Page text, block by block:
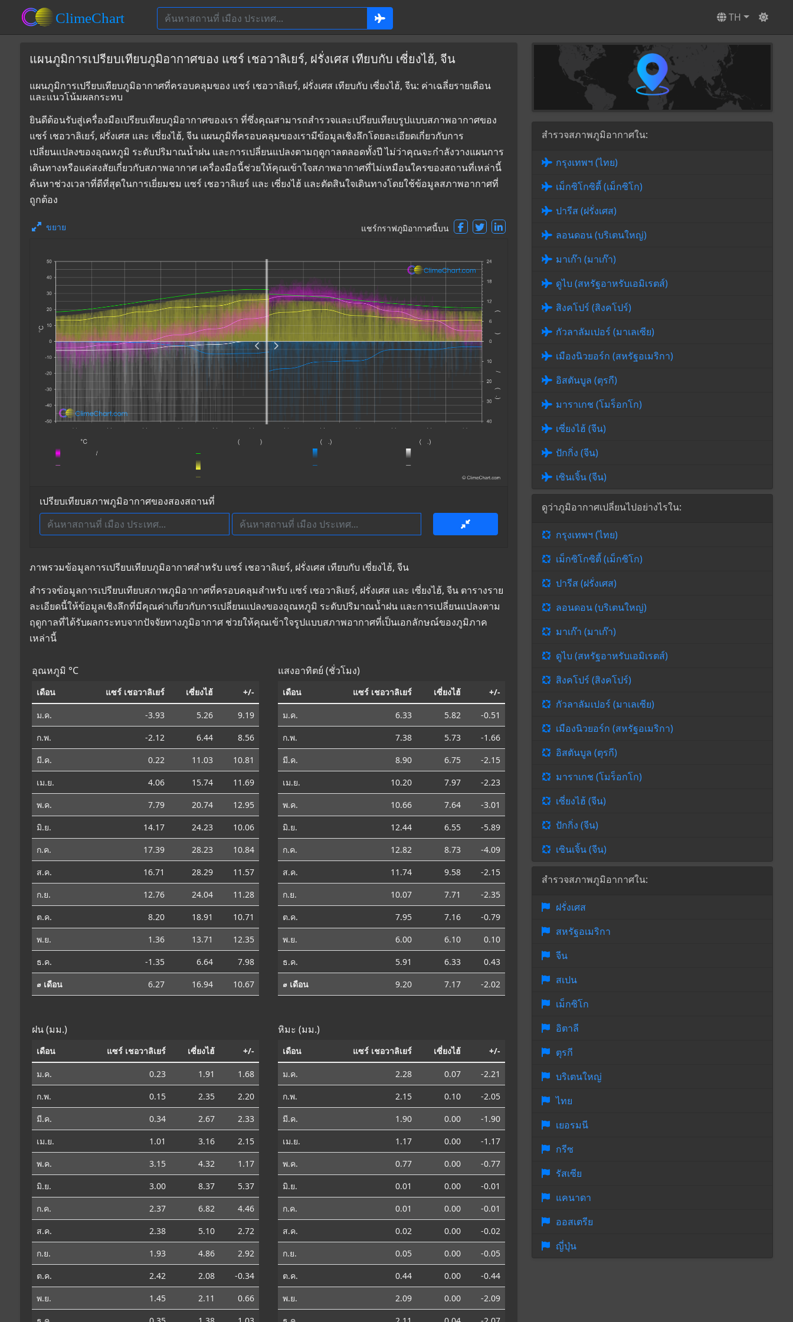
TH
แผนภูมิการเปรียบเทียบภูมิอากาศของ แซร์ เชอวาลิเยร์, ฝรั่งเศส เทียบกับ เซี่ยงไฮ้, จีน
แผนภูมิการเปรียบเทียบภูมิอากาศที่ครอบคลุมของ แซร์ เชอวาลิเยร์, ฝรั่งเศส เทียบกับ เซี่ยงไฮ้, จีน: ค่าเฉลี่ยรายเดือน
และแนวโน้มผลกระทบ
ยินดีต้อนรับสู่เครื่องมือเปรียบเทียบภูมิอากาศของเรา ที่ซึ่งคุณสามารถสำรวจและเปรียบเทียบรูปแบบสภาพอากาศของ
แซร์ เชอวาลิเยร์, ฝรั่งเศส และ เซี่ยงไฮ้, จีน แผนภูมิที่ครอบคลุมของเรามีข้อมูลเชิงลึกโดยละเอียดเกี่ยวกับการ
เปลี่ยนแปลงของอุณหภูมิ ระดับปริมาณน้ำฝน และการเปลี่ยนแปลงตามฤดูกาลตลอดทั้งปี ไม่ว่าคุณจะกำลังวางแผนการ
เดินทางหรือแค่สงสัยเกี่ยวกับสภาพอากาศ เครื่องมือนี้ช่วยให้คุณเข้าใจสภาพอากาศที่ไม่เหมือนใครของสถานที่เหล่านี้
ค้นหาช่วงเวลาที่ดีที่สุดในการเยี่ยมชม แซร์ เชอวาลิเยร์ และ เซี่ยงไฮ้ และตัดสินใจเดินทางโดยใช้ข้อมูลสภาพอากาศที่
ถูกต้อง
ขยาย แชร์กราฟภูมิอากาศนี้บน
เปรียบเทียบสภาพภูมิอากาศของสองสถานที่
ภาพรวมข้อมูลการเปรียบเทียบภูมิอากาศสำหรับ แซร์ เชอวาลิเยร์, ฝรั่งเศส เทียบกับ เซี่ยงไฮ้, จีน
สำรวจข้อมูลการเปรียบเทียบสภาพภูมิอากาศที่ครอบคลุมสำหรับ แซร์ เชอวาลิเยร์, ฝรั่งเศส และ เซี่ยงไฮ้, จีน ตารางราย
ละเอียดนี้ให้ข้อมูลเชิงลึกที่มีคุณค่าเกี่ยวกับการเปลี่ยนแปลงของอุณหภูมิ ระดับปริมาณน้ำฝน และการเปลี่ยนแปลงตาม
ฤดูกาลที่ได้รับผลกระทบจากปัจจัยทางภูมิอากาศ ช่วยให้คุณเข้าใจรูปแบบสภาพอากาศที่เป็นเอกลักษณ์ของภูมิภาค
เหล่านี้
อุณหภูมิ °C
เดือน แซร์ เชอวาลิเยร์ เซี่ยงไฮ้ +/-
ม.ค. -3.93 5.26
9.19
ก.พ.
-2.12 6.44
8.56
มี.ค.
0.22 11.03
10.81
เม.ย.
4.06 15.74
11.69
พ.ค.
7.79 20.74
12.95
มิ.ย.
14.17 24.23
10.06
ก.ค.
17.39 28.23
10.84
ส.ค.
16.71 28.29
11.57
ก.ย.
12.76 24.04
11.28
ต.ค.
8.20 18.91
10.71
พ.ย.
1.36 13.71
12.35
ธ.ค.
-1.35 6.64
7.98
⌀ เดือน
6.27 16.94 10.67
แสงอาทิตย์ (ชั่วโมง)
เดือน แซร์ เชอวาลิเยร์ เซี่ยงไฮ้ +/-
ม.ค. 6.33 5.82
-0.51
ก.พ.
7.38 5.73
-1.66
มี.ค.
8.90 6.75
-2.15
เม.ย.
10.20 7.97
-2.23
พ.ค.
10.66 7.64
-3.01
มิ.ย.
12.44 6.55
-5.89
ก.ค.
12.82 8.73
-4.09
ส.ค.
11.74 9.58
-2.15
ก.ย.
10.07 7.71
-2.35
ต.ค.
7.95 7.16
-0.79
พ.ย.
6.00 6.10
0.10
ธ.ค.
5.91 6.33
0.43
⌀ เดือน
9.20 7.17 -2.02
ฝน (มม.)
เดือน แซร์ เชอวาลิเยร์ เซี่ยงไฮ้ +/-
ม.ค. 0.23 1.91
1.68
ก.พ.
0.15 2.35
2.20
มี.ค.
0.34 2.67
2.33
เม.ย.
1.01 3.16
2.15
พ.ค.
3.15 4.32
1.17
มิ.ย.
3.00 8.37
5.37
ก.ค.
2.37 6.82
4.46
ส.ค.
2.38 5.10
2.72
ก.ย.
1.93 4.86
2.92
ต.ค.
2.42 2.08
-0.34
พ.ย.
1.45 2.11
0.66
หิมะ (มม.)
เดือน แซร์ เชอวาลิเยร์ เซี่ยงไฮ้ +/-
ม.ค. 2.28 0.07
-2.21
ก.พ.
2.15 0.10
-2.05
มี.ค.
1.90 0.00
-1.90
เม.ย.
1.17 0.00
-1.17
พ.ค.
0.77 0.00
-0.77
มิ.ย.
0.01 0.00
-0.01
ก.ค.
0.01 0.00
-0.01
ส.ค.
0.02 0.00
-0.02
ก.ย.
0.05 0.00
-0.05
ต.ค.
0.44 0.00
-0.44
พ.ย.
2.09 0.00
-2.09
สำรวจสภาพภูมิอากาศใน:
กรุงเทพฯ (ไทย)
เม็กซิโกซิตี้ (เม็กซิโก)
ปารีส (ฝรั่งเศส)
ลอนดอน (บริเตนใหญ่)
มาเก๊า (มาเก๊า)
ดูไบ (สหรัฐอาหรับเอมิเรตส์)
สิงคโปร์ (สิงคโปร์)
กัวลาลัมเปอร์ (มาเลเซีย)
เมืองนิวยอร์ก (สหรัฐอเมริกา)
อิสตันบูล (ตุรกี)
มาราเกช (โมร็อกโก)
เซี่ยงไฮ้ (จีน)
ปักกิ่ง (จีน)
เซินเจิ้น (จีน)
ดูว่าภูมิอากาศเปลี่ยนไปอย่างไรใน:
กรุงเทพฯ (ไทย)
เม็กซิโกซิตี้ (เม็กซิโก)
ปารีส (ฝรั่งเศส)
ลอนดอน (บริเตนใหญ่)
มาเก๊า (มาเก๊า)
ดูไบ (สหรัฐอาหรับเอมิเรตส์)
สิงคโปร์ (สิงคโปร์)
กัวลาลัมเปอร์ (มาเลเซีย)
เมืองนิวยอร์ก (สหรัฐอเมริกา)
อิสตันบูล (ตุรกี)
มาราเกช (โมร็อกโก)
เซี่ยงไฮ้ (จีน)
ปักกิ่ง (จีน)
เซินเจิ้น (จีน)
สำรวจสภาพภูมิอากาศใน:
ฝรั่งเศส
สหรัฐอเมริกา
จีน
สเปน
เม็กซิโก
อิตาลี
ตุรกี
บริเตนใหญ่
ไทย
เยอรมนี
กรีซ
รัสเซีย
แคนาดา
ออสเตรีย
ญี่ปุ่น